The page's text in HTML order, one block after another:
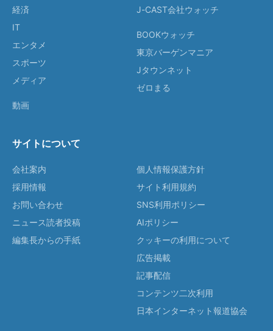
経済
IT
エンタメ
スポーツ
メディア
動画
J-CAST会社ウォッチ
BOOKウォッチ
東京バーゲンマニア
Jタウンネット
ゼロまる
サイトについて
会社案内
採用情報
お問い合わせ
ニュース読者投稿
編集長からの手紙
個人情報保護方針
サイト利用規約
SNS利用ポリシー
AIポリシー
クッキーの利用について
広告掲載
記事配信
コンテンツ二次利用
日本インターネット報道協会